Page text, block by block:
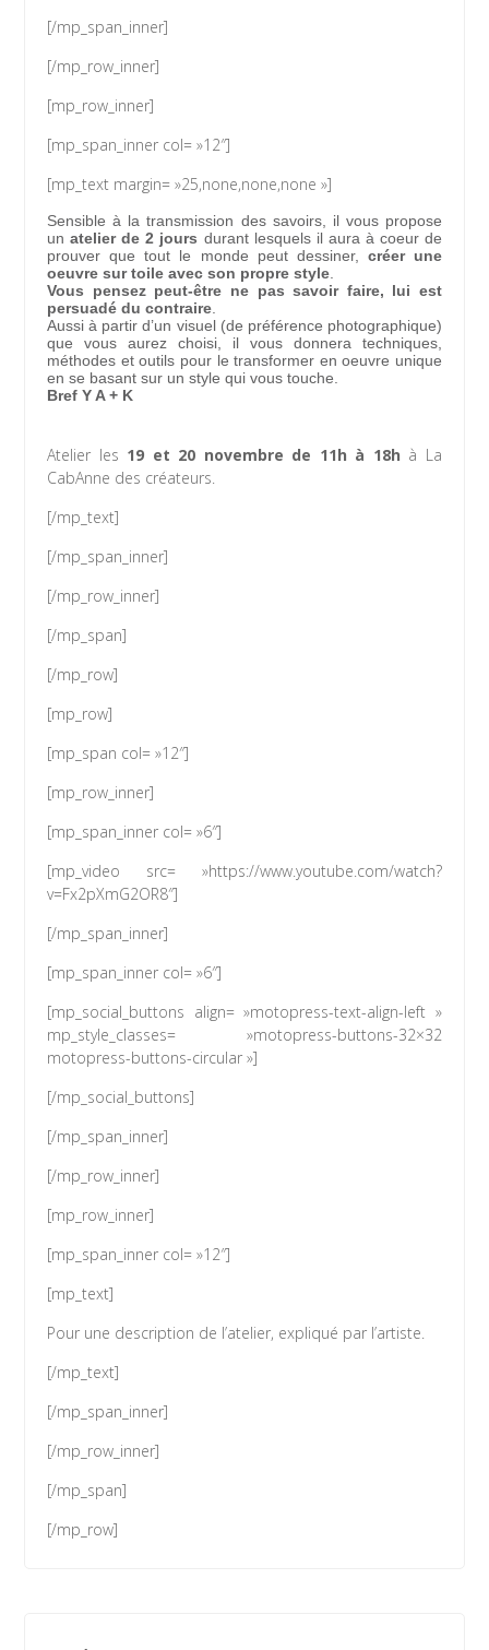
[/mp_span_inner]
[/mp_row_inner]
[mp_row_inner]
[mp_span_inner col= »12″]
[mp_text margin= »25,none,none,none »]
Sensible à la transmission des savoirs, il vous propose
unatelier de 2 jours durant lesquels il aura à coeur de
prouver que tout le monde peut dessiner, créer une
oeuvre sur toile avec son propre style.
Vous pensez peut-être ne pas savoir faire, lui est
persuadé du contraire.
Aussi à partir d’un visuel (de préférence photographique)
que vous aurez choisi, il vous donnera techniques,
méthodes et outils pour le transformer en oeuvre unique
en se basant sur un style qui vous touche.
Bref Y A + K
Atelier les 19 et 20 novembre de 11h à 18h à La
CabAnne des créateurs.
[/mp_text]
[/mp_span_inner]
[/mp_row_inner]
[/mp_span]
[/mp_row]
[mp_row]
[mp_span col= »12″]
[mp_row_inner]
[mp_span_inner col= »6″]
[mp_video src= »https://www.youtube.com/watch?
v=Fx2pXmG2OR8″]
[/mp_span_inner]
[mp_span_inner col= »6″]
[mp_social_buttons align= »motopress-text-align-left »
mp_style_classes= »motopress-buttons-32×32
motopress-buttons-circular »]
[/mp_social_buttons]
[/mp_span_inner]
[/mp_row_inner]
[mp_row_inner]
[mp_span_inner col= »12″]
[mp_text]
Pour une description de l’atelier, expliqué par l’artiste.
[/mp_text]
[/mp_span_inner]
[/mp_row_inner]
[/mp_span]
[/mp_row]